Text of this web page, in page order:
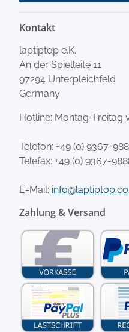
Kontakt
laptiptop e.K.
An der Spielleite 11
97294 Unterpleichfeld
Germany
Hotline: Montag-Freitag
Telefon: +49 (0) 9367-
Telefax: +49 (0) 9367-
E-Mail:
Zahlung & Versand